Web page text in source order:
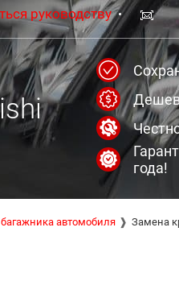
руководству
года!
автомобиля Замена